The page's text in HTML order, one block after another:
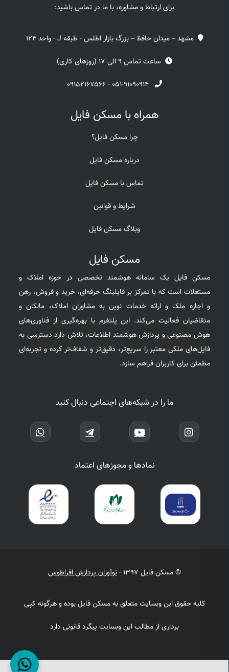
برای ارتباط و مشاوره، با ما در تماس باشید:
مشهد – میدان حافظ – بزرگ بازار اطلس - طبقه J - واحد 124
ساعت تماس 9 الی 17 (روزهای کاری)
۰۵۱-۹۱۰۹۰۹۱۴ - ۰۹۱۵۲۱۶۷۵۶۶
همراه با مسکن فایل
چرا مسکن فایل؟
درباره مسکن فایل
تماس با مسکن فایل
شرایط و قوانین
وبلاگ مسکن فایل
مسکن فایل
مسکن فایل یک سامانه هوشمند تخصصی در حوزه املاک و
مستغلات است که با تمرکز بر فایلینگ حرفه‌ای، خرید و فروش، رهن
و اجاره ملک و ارائه خدمات نوین به مشاوران املاک، مالکان و
متقاضیان فعالیت می‌کند. این پلتفرم با بهره‌گیری از فناوری‌های
هوش مصنوعی و پردازش هوشمند اطلاعات، تلاش دارد دسترسی به
فایل‌های ملکی معتبر را سریع‌تر، دقیق‌تر و شفاف‌تر کرده و تجربه‌ای
مطمئن برای کاربران فراهم سازد.
ما را در شبکه‌های اجتماعی دنبال کنید
نمادها و مجوزهای اعتماد
© مسکن فایل 1397 - نوآوران پردازش افراطوس
کلیه حقوق این وبسایت متعلق به مسکن فایل بوده و هرگونه کپی
برداری از مطالب این وبسایت پیگرد قانونی دارد